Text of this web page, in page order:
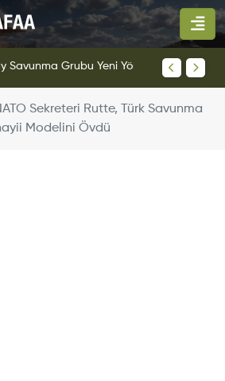
Sekreteri Rutte, Türk Savunma
Modelini Övdü